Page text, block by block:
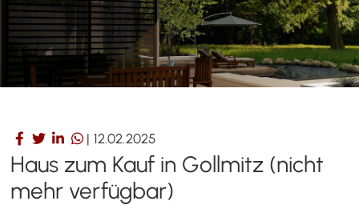
| 12.02.2025
Haus zum Kauf in Gollmitz (nicht
mehr verfügbar)